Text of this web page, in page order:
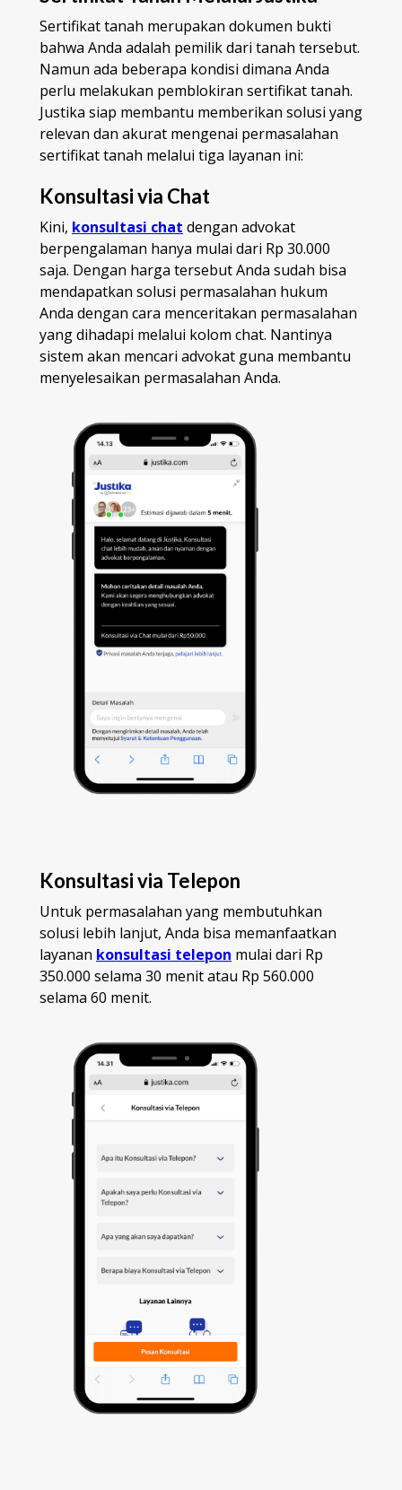
Sertifikat tanah merupakan dokumen bukti
bahwa Anda adalah pemilik dari tanah tersebut.
Namun ada beberapa kondisi dimana Anda
perlu melakukan pemblokiran sertifikat tanah.
Justika siap membantu memberikan solusi yang
relevan dan akurat mengenai permasalahan
sertifikat tanah melalui tiga layanan ini:
Konsultasi via Chat
Kini, konsultasi chat dengan advokat
berpengalaman hanya mulai dari Rp 30.000
saja. Dengan harga tersebut Anda sudah bisa
mendapatkan solusi permasalahan hukum
Anda dengan cara menceritakan permasalahan
yang dihadapi melalui kolom chat. Nantinya
sistem akan mencari advokat guna membantu
menyelesaikan permasalahan Anda.
Konsultasi via Telepon
Untuk permasalahan yang membutuhkan
solusi lebih lanjut, Anda bisa memanfaatkan
layanan konsultasi telepon mulai dari Rp
350.000 selama 30 menit atau Rp 560.000
selama 60 menit.